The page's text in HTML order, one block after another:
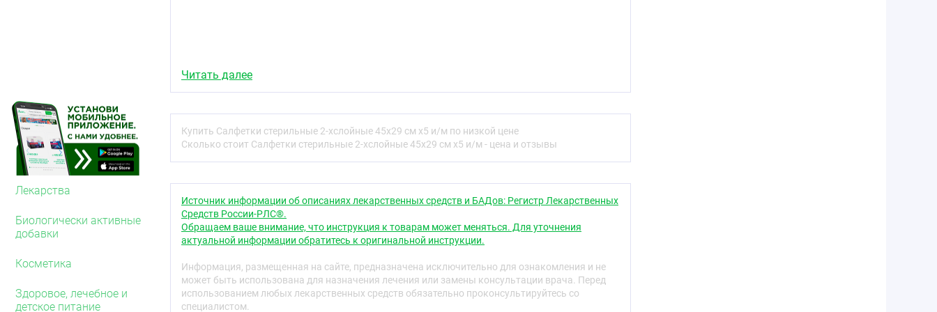
Лекарства
Биологически активные
добавки
Косметика
Здоровое, лечебное и
детское питание
Читать далее
Купить Салфетки стерильные 2-хслойные 45х29 см х5 и/м по низкой цене
Сколько стоит Салфетки стерильные 2-хслойные 45х29 см х5 и/м - цена и отзывы
Источник информации об описаниях лекарственных средств и БАДов: Регистр Лекарственных
Средств России-РЛС®.
Обращаем ваше внимание, что инструкция к товарам может меняться. Для уточнения
актуальной информации обратитесь к оригинальной инструкции.
Информация, размещенная на сайте, предназначена исключительно для ознакомления и не
может быть использована для назначения лечения или замены консультации врача. Перед
использованием любых лекарственных средств обязательно проконсультируйтесь со
специалистом.